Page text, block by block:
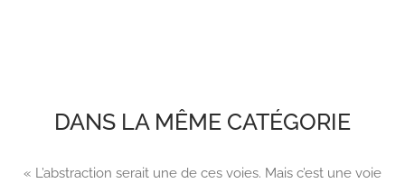
DANS LA MÊME CATÉGORIE
« L’abstraction serait une de ces voies. Mais c’est une voie